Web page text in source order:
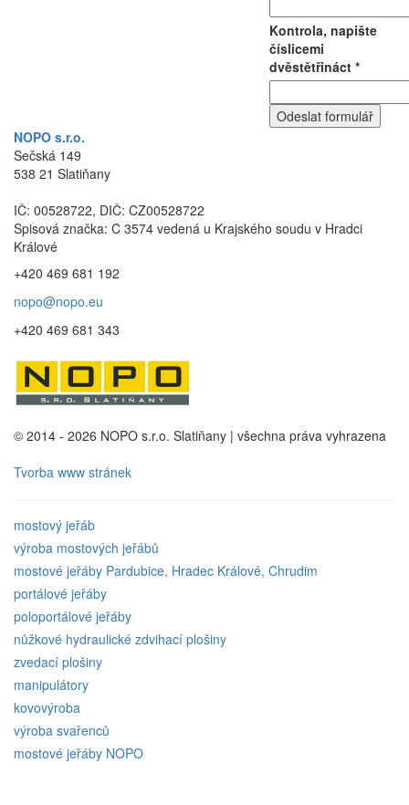
Kontrola, napište
číslicemi
dvěstětřináct *
NOPO s.r.o.
Sečská 149
538 21 Slatiňany
IČ: 00528722, DIČ: CZ00528722
Spisová značka: C 3574 vedená u Krajského soudu v Hradci
Králové
+420 469 681 192
nopo@nopo.eu
+420 469 681 343
© 2014 - 2026 NOPO s.r.o. Slatiňany | všechna práva vyhrazena
Tvorba www stránek
mostový jeřáb
výroba mostových jeřábů
mostové jeřáby Pardubice, Hradec Králové, Chrudim
portálové jeřáby
poloportálové jeřáby
nůžkové hydraulické zdvihací plošiny
zvedací plošiny
manipulátory
kovovýroba
výroba svařenců
mostové jeřáby NOPO